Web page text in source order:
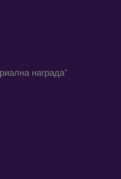
награда“